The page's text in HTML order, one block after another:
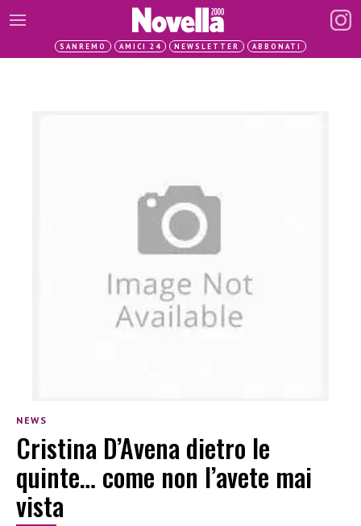
SANREMO AMICI 24 NEWSLETTER ABBONATI
NEWS
Cristina D’Avena dietro le
quinte… come non l’avete mai
vista